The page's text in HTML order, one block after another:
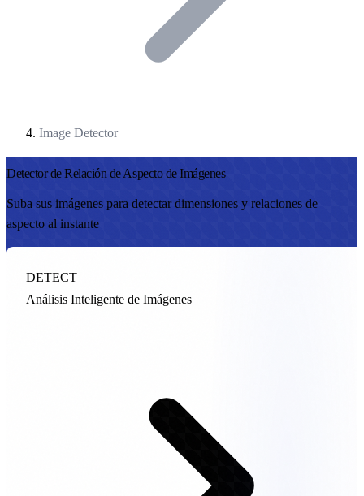
Image Detector
Detector de Relación de Aspecto de Imágenes
Suba sus imágenes para detectar dimensiones y relaciones de
aspecto al instante
DETECT
Análisis Inteligente de Imágenes